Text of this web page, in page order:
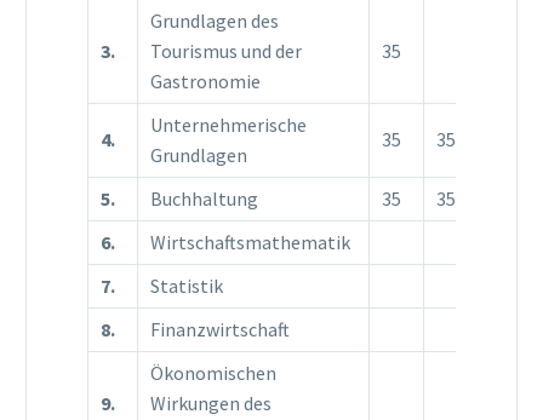
3.
Grundlagen des
Tourismus und der
Gastronomie
35
4.
Unternehmerische
Grundlagen
35 35
5. Buchhaltung 35
35
6.
Wirtschaftsmathematik
7.
Statistik
8.
Finanzwirtschaft
9.
Ökonomischen
Wirkungen des